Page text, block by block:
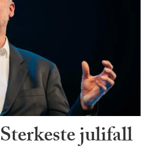
julifall